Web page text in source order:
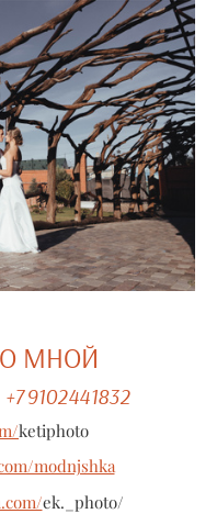
МНОЙ
9102441832
ketiphoto
modnjshka
ek._photo/